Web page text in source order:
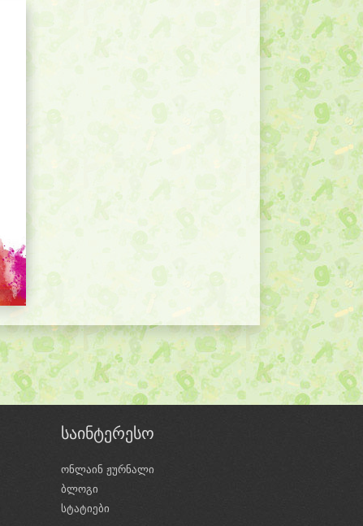
საინტერესო
ონლაინ ჟურნალი
ბლოგი
სტატიები